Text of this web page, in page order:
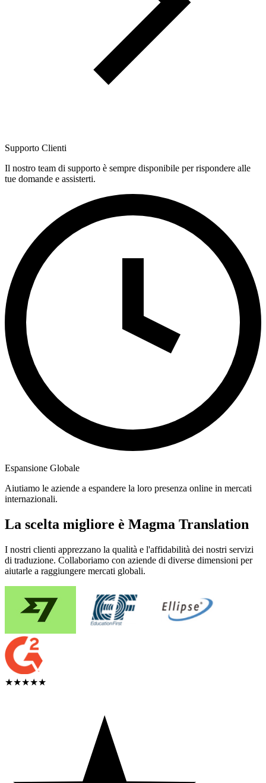
Supporto Clienti
Il nostro team di supporto è sempre disponibile per rispondere alle
tue domande e assisterti.
Espansione Globale
Aiutiamo le aziende a espandere la loro presenza online in mercati
internazionali.
La scelta migliore è Magma Translation
I nostri clienti apprezzano la qualità e l'affidabilità dei nostri servizi
di traduzione. Collaboriamo con aziende di diverse dimensioni per
aiutarle a raggiungere mercati globali.
★★★★★